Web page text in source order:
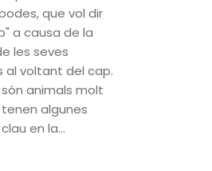
que vol dir
a causa de la
les seves
voltant del cap.
animals molt
algunes
en la...